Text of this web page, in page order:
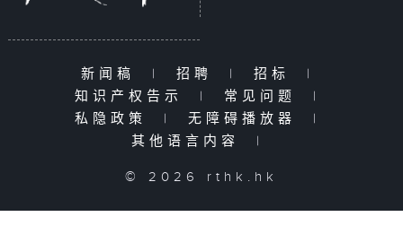
新闻稿 | 招聘 | 招标
|
知识产权告示
| 常见问题
|
私隐政策
| 无障碍播放器
|
其他语言内容
|
© 2026 rthk.hk